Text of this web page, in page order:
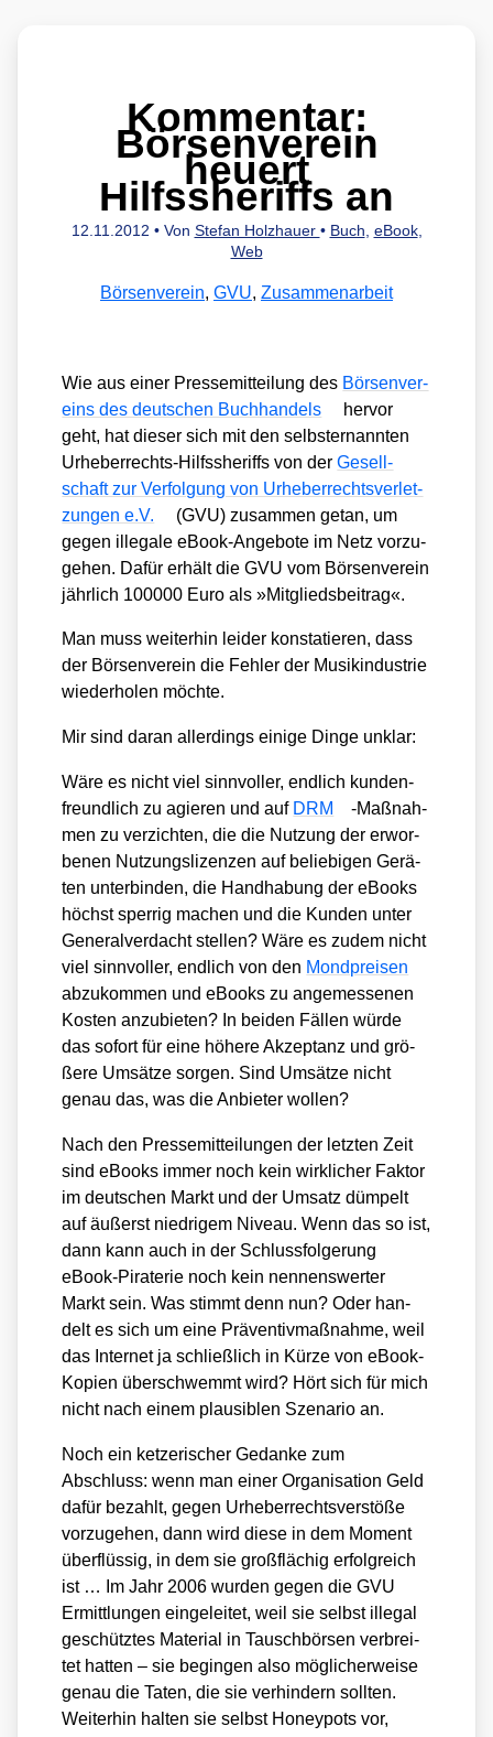
Kommentar:
Börsenverein
heuert
Hilfssheriffs an
12.11.2012 • Von Stefan Holzhauer • Buch, eBook,
Web
Börsenverein, GVU, Zusammenarbeit
Wie aus einer Pres­se­mit­tei­lung des Bör­sen­ver­
eins des deut­schen Buch­han­dels
her­vor
geht, hat die­ser sich mit den selbst­er­nann­ten
Urhe­ber­rechts-Hilfs­she­riffs von derGesell­
schaft zur Ver­fol­gung von Urhe­ber­rechts­ver­let­
zun­gen e.V.
(GVU) zusam­men getan, um
gegen ille­ga­le eBook-Ange­bo­te im Netz vor­zu­
ge­hen. Dafür erhält die GVU vom Bör­sen­ver­ein
jähr­lich 100000 Euro als »Mit­glieds­bei­trag«.
Man muss wei­ter­hin lei­der kon­sta­tie­ren, dass
der Bör­sen­ver­ein die Feh­ler der Musik­in­dus­trie
wie­der­ho­len möch­te.
Mir sind dar­an aller­dings eini­ge Din­ge unklar:
Wäre es nicht viel sinn­vol­ler, end­lich kun­den­
freund­lich zu agie­ren und auf DRM
-Maß­nah­
men zu ver­zich­ten, die die Nut­zung der erwor­
be­nen Nut­zungs­li­zen­zen auf belie­bi­gen Gerä­
ten unter­bin­den, die Hand­ha­bung der eBooks
höchst sper­rig machen und die Kun­den unter
Gene­ral­ver­dacht stel­len? Wäre es zudem nicht
viel sinn­vol­ler, end­lich von den Mond­prei­sen
abzu­kom­men und eBooks zu ange­mes­se­nen
Kos­ten anzu­bie­ten? In bei­den Fäl­len wür­de
das sofort für eine höhe­re Akzep­tanz und grö­
ße­re Umsät­ze sor­gen. Sind Umsät­ze nicht
genau das, was die Anbie­ter wol­len?
Nach den Pres­se­mit­tei­lun­gen der letz­ten Zeit
sind eBooks immer noch kein wirk­li­cher Fak­tor
im deut­schen Markt und der Umsatz düm­pelt
auf äußerst nied­ri­gem Niveau. Wenn das so ist,
dann kann auch in der Schluss­fol­ge­rung
eBook-Pira­te­rie noch kein nen­nens­wer­ter
Markt sein. Was stimmt denn nun? Oder han­
delt es sich um eine Prä­ven­tiv­maß­nah­me, weil
das Inter­net ja schließ­lich in Kür­ze von eBook-
Kopien über­schwemmt wird? Hört sich für mich
nicht nach einem plau­si­blen Sze­na­rio an.
Noch ein ket­ze­ri­scher Gedan­ke zum
Abschluss: wenn man einer Orga­ni­sa­ti­on Geld
dafür bezahlt, gegen Urhe­ber­rechts­ver­stö­ße
vor­zu­ge­hen, dann wird die­se in dem Moment
über­flüs­sig, in dem sie groß­flä­chig erfolg­reich
ist … Im Jahr 2006 wur­den gegen die GVU
Ermitt­lun­gen ein­ge­lei­tet, weil sie selbst ille­gal
geschütz­tes Mate­ri­al in Tausch­bör­sen ver­brei­
tet hat­ten – sie begin­gen also mög­li­cher­wei­se
genau die Taten, die sie ver­hin­dern soll­ten.
Wei­ter­hin hal­ten sie selbst Honey­po­ts vor,